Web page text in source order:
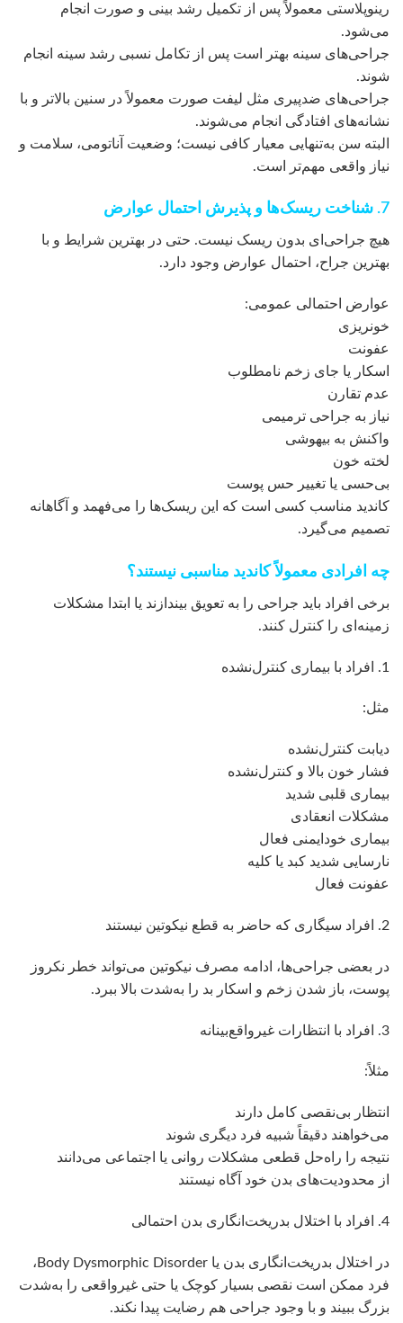
رینوپلاستی معمولاً پس از تکمیل رشد بینی و صورت انجام
می‌شود.
جراحی‌های سینه بهتر است پس از تکامل نسبی رشد سینه انجام
شوند.
جراحی‌های ضدپیری مثل لیفت صورت معمولاً در سنین بالاتر و با
نشانه‌های افتادگی انجام می‌شوند.
البته سن به‌تنهایی معیار کافی نیست؛ وضعیت آناتومی، سلامت و
نیاز واقعی مهم‌تر است.
7. شناخت ریسک‌ها و پذیرش احتمال عوارض
هیچ جراحی‌ای بدون ریسک نیست. حتی در بهترین شرایط و با
بهترین جراح، احتمال عوارض وجود دارد.
عوارض احتمالی عمومی:
خونریزی
عفونت
اسکار یا جای زخم نامطلوب
عدم تقارن
نیاز به جراحی ترمیمی
واکنش به بیهوشی
لخته خون
بی‌حسی یا تغییر حس پوست
کاندید مناسب کسی است که این ریسک‌ها را می‌فهمد و آگاهانه
تصمیم می‌گیرد.
چه افرادی معمولاً کاندید مناسبی نیستند؟
برخی افراد باید جراحی را به تعویق بیندازند یا ابتدا مشکلات
زمینه‌ای را کنترل کنند.
1. افراد با بیماری کنترل‌نشده
مثل:
دیابت کنترل‌نشده
فشار خون بالا و کنترل‌نشده
بیماری قلبی شدید
مشکلات انعقادی
بیماری خودایمنی فعال
نارسایی شدید کبد یا کلیه
عفونت فعال
2. افراد سیگاری که حاضر به قطع نیکوتین نیستند
در بعضی جراحی‌ها، ادامه مصرف نیکوتین می‌تواند خطر نکروز
پوست، باز شدن زخم و اسکار بد را به‌شدت بالا ببرد.
3. افراد با انتظارات غیرواقع‌بینانه
مثلاً:
انتظار بی‌نقصی کامل دارند
می‌خواهند دقیقاً شبیه فرد دیگری شوند
نتیجه را راه‌حل قطعی مشکلات روانی یا اجتماعی می‌دانند
از محدودیت‌های بدن خود آگاه نیستند
4. افراد با اختلال بدریخت‌انگاری بدن احتمالی
در اختلال بدریخت‌انگاری بدن یا Body Dysmorphic Disorder،
فرد ممکن است نقصی بسیار کوچک یا حتی غیرواقعی را به‌شدت
بزرگ ببیند و با وجود جراحی هم رضایت پیدا نکند.